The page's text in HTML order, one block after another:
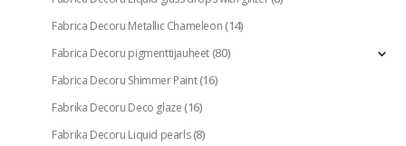
Fabrica Decoru Metallic Chameleon(14)
Fabrica Decoru pigmenttijauheet(80)
Fabrica Decoru Shimmer Paint(16)
Fabrika Decoru Deco glaze(16)
Fabrika Decoru Liquid pearls(8)